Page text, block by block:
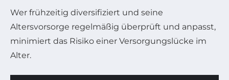
Wer frühzeitig diversifiziert und seine
Altersvorsorge regelmäßig überprüft und anpasst,
minimiert das Risiko einer Versorgungslücke im
Alter.